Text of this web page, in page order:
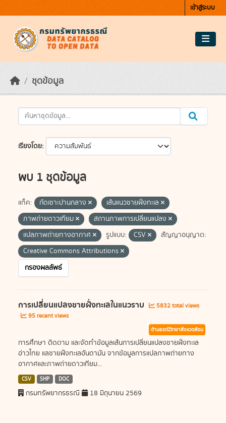
เข้าสู่ระบบ
ชุดข้อมูล
เรียงโดย
พบ 1 ชุดข้อมูล
แท็ค: กัดเซาะปานกลาง
เส้นแนวชายฝั่งทะเล
ภาพถ่ายดาวเทียม
สถานภาพการเปลี่ยนแปลง
แปลภาพถ่ายทางอากาศ
รูปแบบ: CSV
สัญญาอนุญาต:
Creative Commons Attributions
กรองผลลัพธ์
การเปลี่ยนแปลงชายฝั่งทะเลในแนวราบ
5832 total views
95 recent views
ด้านธรณีวิทยาสิ่งแวดล้อม
การศึกษา ติดตาม และจัดทำข้อมูลเส้นการเปลี่ยนแปลงชายฝั่งทะเล
อ่าวไทย แลชายฝั่งทะเลอันดามัน จากข้อมูลการแปลภาพถ่ายทาง
อากาศและภาพถ่ายดาวเทียม...
CSV SHP DOC
กรมทรัพยากรธรณี 18 มิถุนายน 2569